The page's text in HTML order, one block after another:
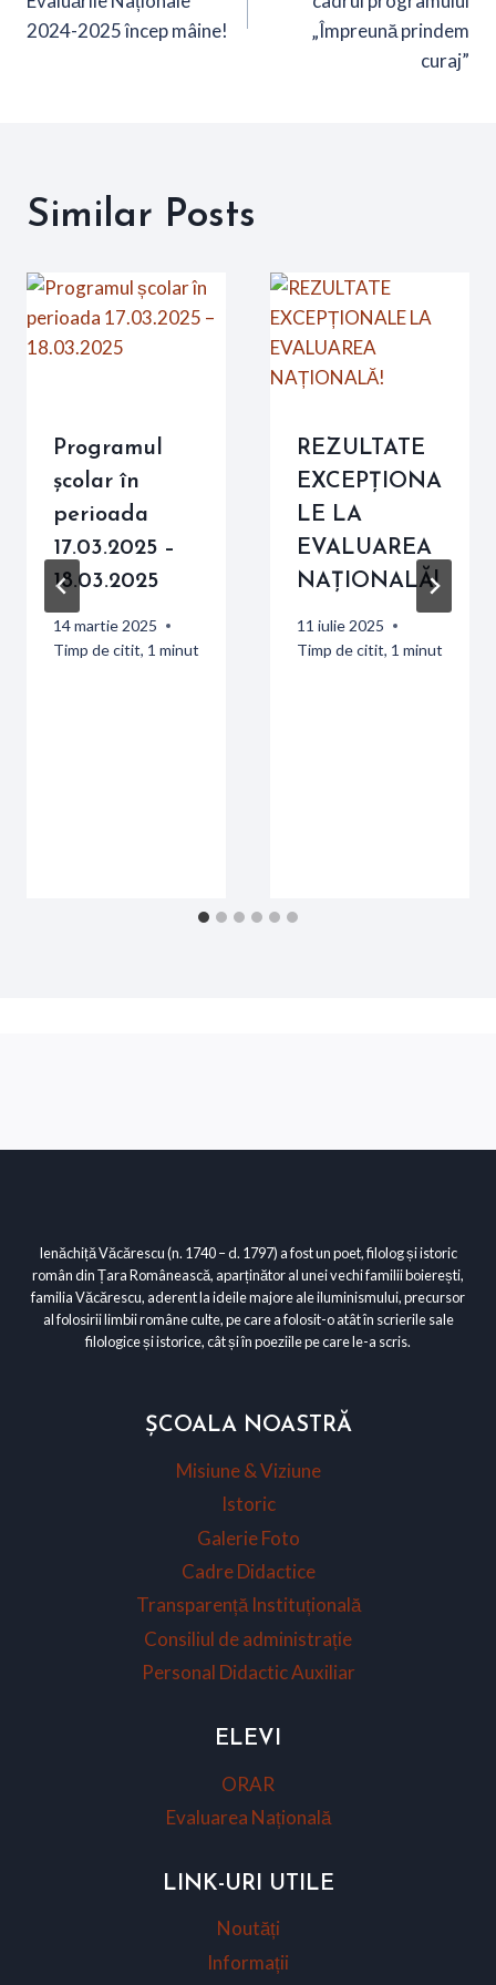
articole
2024-2025 încep mâine!
„Împreună prindem
curaj”
Similar Posts
Programul
școlar în
perioada
17.03.2025 –
18.03.2025
14 martie 2025
Timp de citit, 1 minut
REZULTATE
EXCEPȚIONA
LE LA
EVALUAREA
NAȚIONALĂ!
11 iulie 2025
Timp de citit, 1 minut
Ienăchiță Văcărescu (n. 1740 – d. 1797) a fost un poet, filolog și istoric
român din Țara Românească, aparținător al unei vechi familii boierești,
familia Văcărescu, aderent la ideile majore ale iluminismului, precursor
al folosirii limbii române culte, pe care a folosit-o atât în scrierile sale
filologice și istorice, cât și în poeziile pe care le-a scris.
ȘCOALA NOASTRĂ
Misiune & Viziune
Istoric
Galerie Foto
Cadre Didactice
Transparență Instituțională
Consiliul de administrație
Personal Didactic Auxiliar
ELEVI
ORAR
Evaluarea Națională
LINK-URI UTILE
Noutăți
Informații